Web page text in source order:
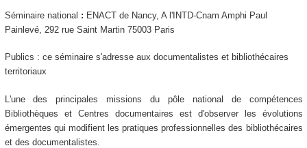
Séminaire national : ENACT de Nancy, A l'INTD-Cnam Amphi Paul
Painlevé, 292 rue Saint Martin 75003 Paris
Publics : ce séminaire s'adresse aux documentalistes et bibliothécaires
territoriaux
L'une des principales missions du pôle national de compétences
Bibliothèques et Centres documentaires est d'observer les évolutions
émergentes qui modifient les pratiques professionnelles des bibliothécaires
et des documentalistes.